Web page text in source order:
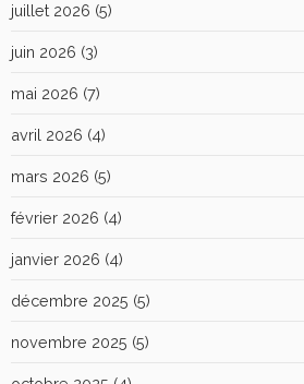
juillet 2026 (5)
juin 2026 (3)
mai 2026 (7)
avril 2026 (4)
mars 2026 (5)
février 2026 (4)
janvier 2026 (4)
décembre 2025 (5)
novembre 2025 (5)